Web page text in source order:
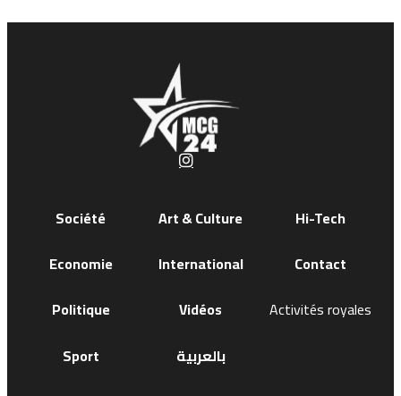
Société
Economie
Politique
Sport
Art & Culture
International
Vidéos
بالعربية
Hi-Tech
Contact
Activités royales